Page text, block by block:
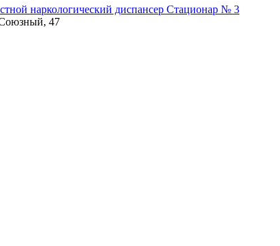
наркологический диспансер Стационар № 3
47